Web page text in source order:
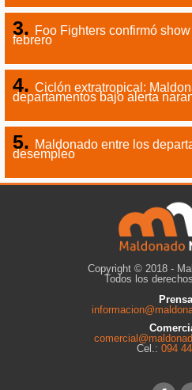
Foo Fighters confirmó
febrero
Ciclón extratropical:
departamentos bajo alerta
Maldonado entre los
desempleo
Copyright © 2018 -
Todos los
Cel.: 094